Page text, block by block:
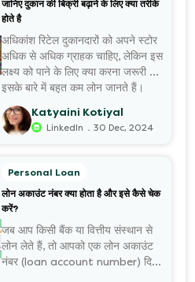
दर पर बाइक लोन की सुविधा देते हैं। इनके चलते
अपनी मनपसंद बाइक के मालिक होने का सुख ले
पा रहे हैं।
जानिए दुकान की बिक्री बढ़ाने के लिए क्या तरीके
होते है
अधिकांश रिटेल दुकानदारों को अपने स्टोर
अधिक से अधिक ग्राहक चाहिए, लेकिन इस
लक्ष्य को पाने के लिए क्या करना जरूरी है,
इसके बारे में बहुत कम लोन जानते हैं।
आज इस लेख के माध्यम से हम दुकान की
बिक्री बढ़ा...
Katyaini Kotiyal
LinkedIn . 30 Dec, 2024
Personal Loan
लोन अकाउंट नंबर क्या होता है और इसे कैसे चेक
करें?
जब आप किसी बैंक या वित्तीय संस्थान से
लोन लेते हैं, तो आपको एक लोन अकाउंट
नंबर (loan account number) दिया